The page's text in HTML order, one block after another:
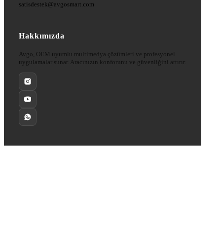
satisdestek@avgosmart.com
Hakkımızda
Avgo, OEM uyumlu multimedya çözümleri ve profesyonel
uygulamalar sunar. Aracınızın konforunu ve güvenliğini artırır.